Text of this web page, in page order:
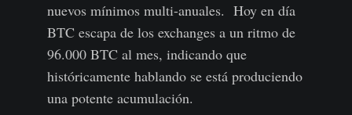
nuevos mínimos multi-anuales. Hoy en día
BTC escapa de los exchanges a un ritmo de
96.000 BTC al mes, indicando que
históricamente hablando se está produciendo
una potente acumulación.